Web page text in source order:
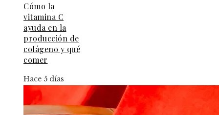
Cómo la
vitamina C
ayuda en la
producción de
colágeno y qué
comer
Hace 5 días